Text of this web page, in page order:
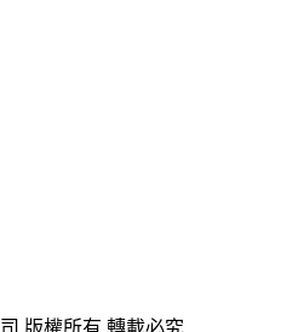
版權所有 轉載必究